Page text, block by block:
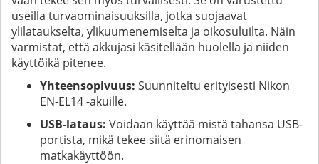
useilla turvaominaisuuksilla, jotka suojaavat
ylilataukselta, ylikuumenemiselta ja oikosuluilta. Näin
varmistat, että akkujasi käsitellään huolella ja niiden
käyttöikä pitenee.
Yhteensopivuus: Suunniteltu erityisesti Nikon
EN-EL14 -akuille.
USB-lataus: Voidaan käyttää mistä tahansa USB-
portista, mikä tekee siitä erinomaisen
matkakäyttöön.